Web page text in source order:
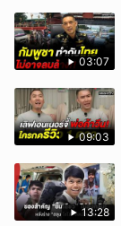
03:07
09:03
13:28